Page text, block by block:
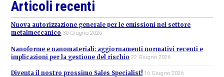
Articoli recenti
Nuova autorizzazione generale per le emissioni nel settore
metalmeccanico 30 Giugno 2026
Nanoforme e nanomateriali: aggiornamenti normativi recenti e
implicazioni per la gestione del rischio 22 Giugno 2026
Diventa il nostro prossimo Sales Specialist! 16 Giugno 2026